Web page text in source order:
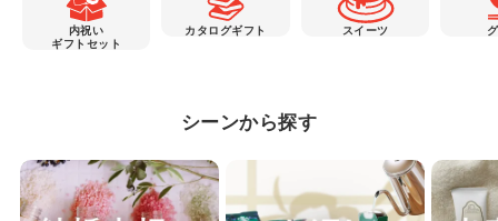
内祝い
ギフトセット
カタログギフト スイーツ
シーンから探す